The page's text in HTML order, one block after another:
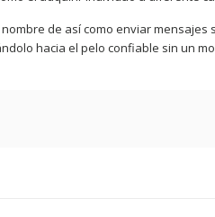
de así­ como enviar
hacia el pelo confiable sin un